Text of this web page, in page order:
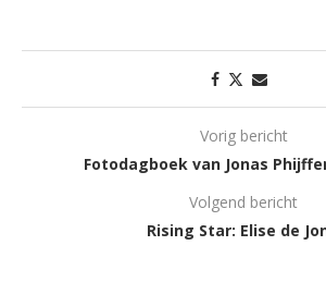
Vorig bericht
Fotodagboek van Jonas
Volgend bericht
Rising Star: Elise de